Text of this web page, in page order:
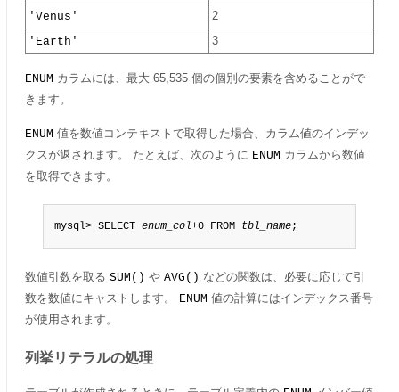
'Venus' 2
'Earth' 3
ENUM カラムには、最大 65,535 個の個別の要素を含めることがで
きます。
ENUM 値を数値コンテキストで取得した場合、カラム値のインデッ
クスが返されます。 たとえば、次のように ENUM カラムから数値
を取得できます。
mysql> SELECT enum_col+0 FROM tbl_name;
数値引数を取る SUM() や AVG() などの関数は、必要に応じて引
数を数値にキャストします。 ENUM 値の計算にはインデックス番号
が使用されます。
列挙リテラルの処理